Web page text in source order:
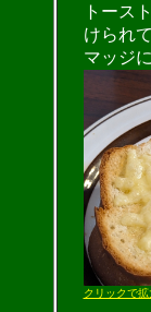
トース
けられ
マッジ
クリックで拡